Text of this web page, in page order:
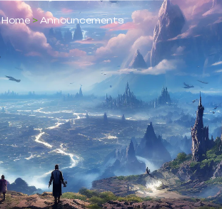
Home>Announcements